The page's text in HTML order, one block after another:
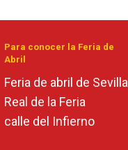
Para conocer la Feria de
Abril
Feria de abril de Sevilla
Real de la Feria
calle del Infierno